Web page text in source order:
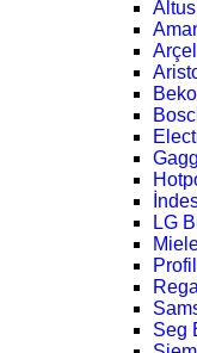
LG
Seg